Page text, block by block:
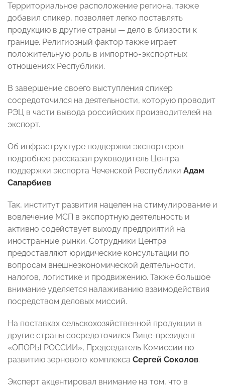
Территориальное расположение региона, также
добавил спикер, позволяет легко поставлять
продукцию в другие страны — дело в близости к
границе. Религиозный фактор также играет
положительную роль в импортно-экспортных
отношениях Республики.
В завершение своего выступления спикер
сосредоточился на деятельности, которую проводит
РЭЦ в части вывода российских производителей на
экспорт.
Об инфраструктуре поддержки экспортеров
подробнее рассказал руководитель Центра
поддержки экспорта Чеченской Республики Адам
Сапарбиев.
Так, институт развития нацелен на стимулирование и
вовлечение МСП в экспортную деятельность и
активно содействует выходу предприятий на
иностранные рынки. Сотрудники Центра
предоставляют юридические консультации по
вопросам внешнеэкономической деятельности,
налогов, логистике и продвижению. Также большое
внимание уделяется налаживанию взаимодействия
посредством деловых миссий.
На поставках сельскохозяйственной продукции в
другие страны сосредоточился Вице-президент
«ОПОРЫ РОССИИ», Председатель Комиссии по
развитию зернового комплекса Сергей Соколов.
Эксперт акцентировал внимание на том, что в